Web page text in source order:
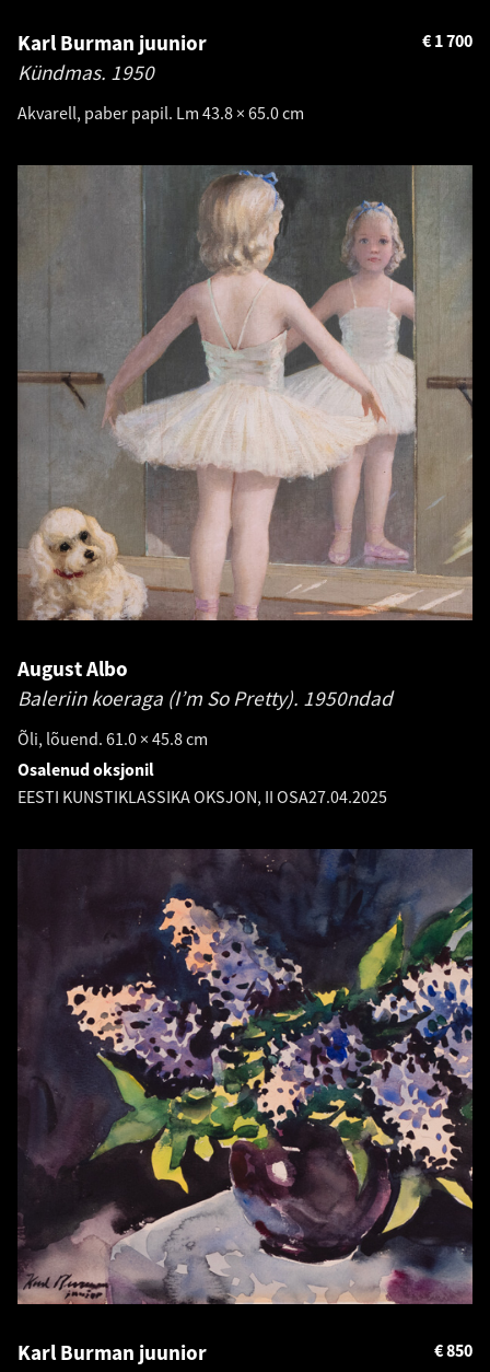
Karl Burman juunior
Kündmas. 1950
Akvarell, paber papil. Lm 43.8 × 65.0 cm
1 700
€
August Albo
Baleriin koeraga (I’m So Pretty). 1950ndad
Õli, lõuend. 61.0 × 45.8 cm
Osalenud oksjonil
EESTI KUNSTIKLASSIKA OKSJON, II OSA27.04.2025
Karl Burman juunior
850
€